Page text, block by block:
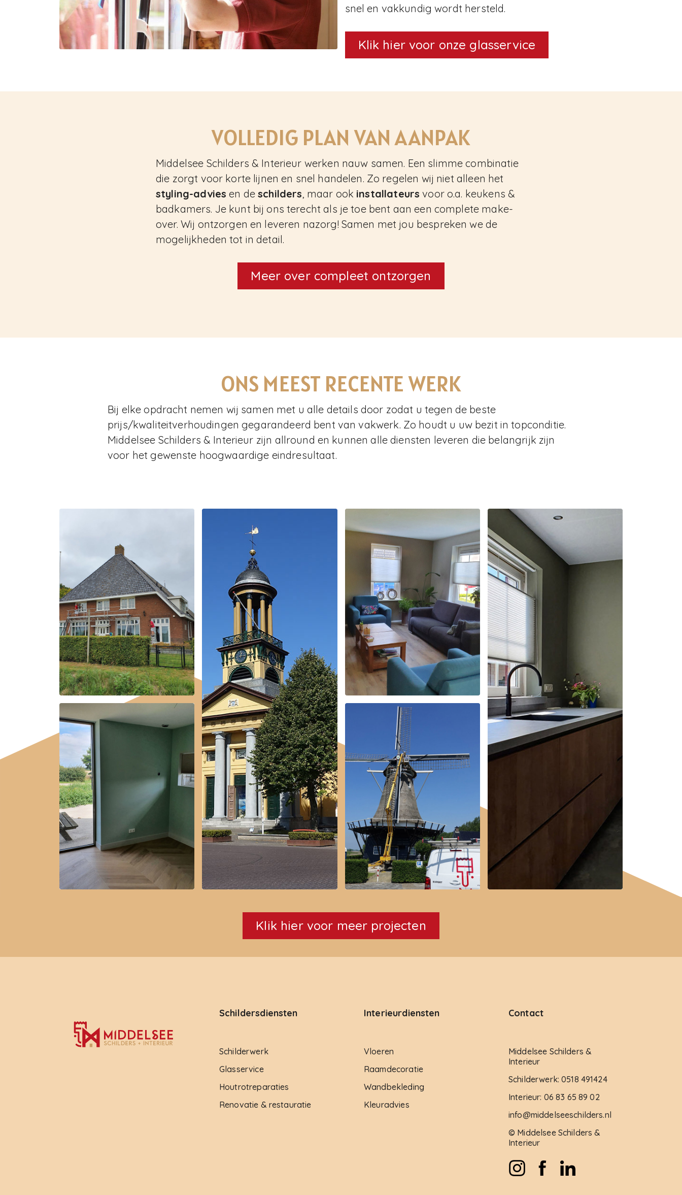
snel en vakkundig wordt hersteld.
Klik hier voor onze glasservice
VOLLEDIG PLAN VAN AANPAK
Middelsee Schilders & Interieur werken nauw samen. Een slimme combinatie
die zorgt voor korte lijnen en snel handelen. Zo regelen wij niet alleen het
styling-advies en deschilders, maar ook installateurs voor o.a. keukens &
badkamers. Je kunt bij ons terecht als je toe bent aan een complete make-
over. Wij ontzorgen en leveren nazorg! Samen met jou bespreken we de
mogelijkheden tot in detail.
Meer over compleet ontzorgen
ONS MEEST RECENTE WERK
Bij elke opdracht nemen wij samen met u alle details door zodat u tegen de beste
prijs/kwaliteitverhoudingen gegarandeerd bent van vakwerk. Zo houdt u uw bezit in topconditie.
Middelsee Schilders & Interieur zijn allround en kunnen alle diensten leveren die belangrijk zijn
voor het gewenste hoogwaardige eindresultaat.
Klik hier voor meer projecten
Schildersdiensten
Schilderwerk
Glasservice
Houtrotreparaties
Renovatie & restauratie
Interieurdiensten
Vloeren
Raamdecoratie
Wandbekleding
Kleuradvies
Contact
Middelsee Schilders &
Interieur
Schilderwerk: 0518 491424
Interieur: 06 83 65 89 02
info@middelseeschilders.nl
© Middelsee Schilders &
Interieur